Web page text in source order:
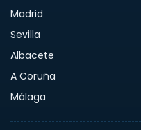
Madrid
Sevilla
Albacete
A Coruña
Málaga